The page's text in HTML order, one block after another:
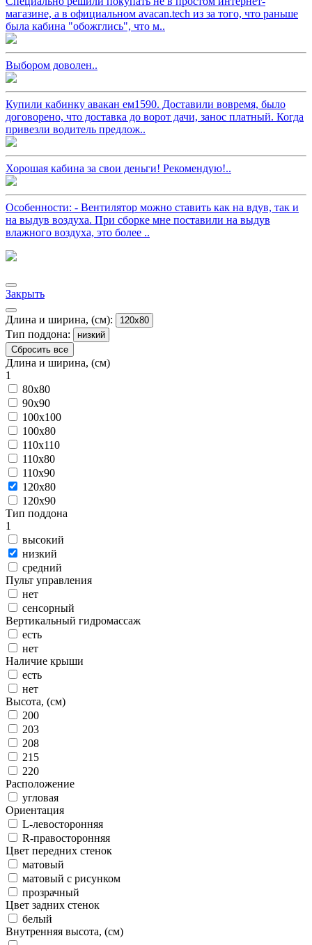
магазине, а в официальном avacan.tech из за того, что раньше
была кабина "обожглись", что м..
Выбором доволен..
Купили кабинку авакан ем1590. Доставили вовремя, было
договорено, что доставка до ворот дачи, занос платный. Когда
привезли водитель предлож..
Хорошая кабина за свои деньги! Рекомендую!..
Особенности: - Вентилятор можно ставить как на вдув, так и
на выдув воздуха. При сборке мне поставили на выдув
влажного воздуха, это более ..
Закрыть
Длина и ширина, (см): 120x80
Тип поддона:
низкий
Сбросить все
Длина и ширина, (см)
1
80x80
90x90
100x100
100x80
110x110
110x80
110x90
120x80
120x90
Тип поддона
1
высокий
низкий
средний
Пульт управления
нет
сенсорный
Вертикальный гидромассаж
есть
нет
Наличие крыши
есть
нет
Высота, (см)
200
203
208
215
220
Расположение
угловая
Ориентация
L-левосторонняя
R-правосторонняя
Цвет передних стенок
матовый
матовый с рисунком
прозрачный
Цвет задних стенок
белый
Внутренняя высота, (см)